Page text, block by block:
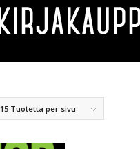
15 Tuotetta per sivu